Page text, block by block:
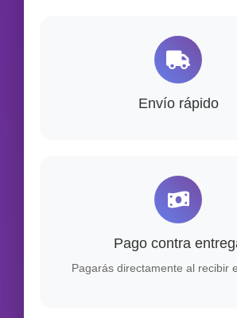
Envío rápido
Pago contra
Pagarás directamente al recibir